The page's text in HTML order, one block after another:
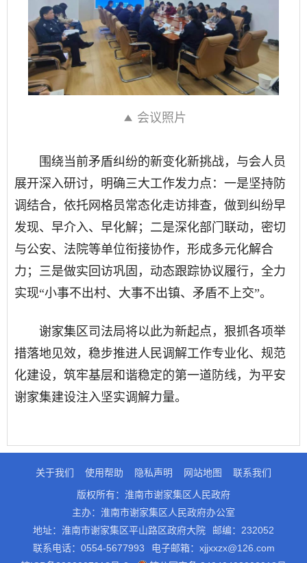
会议照片
围绕当前矛盾纠纷的新变化新挑战，与会人员
展开深入研讨，明确三大工作发力点：一是坚持防
调结合，依托网格员常态化走访排查，做到纠纷早
发现、早介入、早化解；二是深化部门联动，密切
与公安、法院等单位衔接协作，形成多元化解合
力；三是做实回访巩固，动态跟踪协议履行，全力
实现“小事不出村、大事不出镇、矛盾不上交”。
谢家集区司法局将以此为新起点，狠抓各项举
措落地见效，稳步推进人民调解工作专业化、规范
化建设，筑牢基层和谐稳定的第一道防线，为平安
谢家集建设注入坚实调解力量。
关于我们 使用帮助 隐私声明 网站地图
联系我们
版权所有：淮南市谢家集区人民政府
主办：淮南市谢家集区人民政府办公室
地址：淮南市谢家集区平山路区政府大院
邮编：232052
联系电话：0554-5677993
电子邮箱：xjjxxzx@126.com